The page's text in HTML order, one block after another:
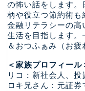
の怖い話をします。
柄や役立つ節約術も
金融リテラシーの高
生活を目指します。
＆おつふぁみ（お疲
＜家族プロフィール
リコ：新社会人、投
ロキ兄さん：元証券